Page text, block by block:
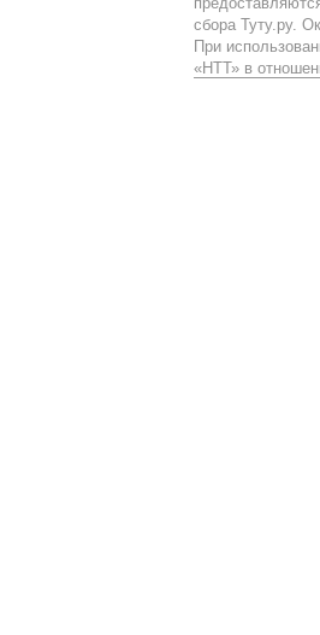
сбора Туту.ру.
При
«НТТ» в